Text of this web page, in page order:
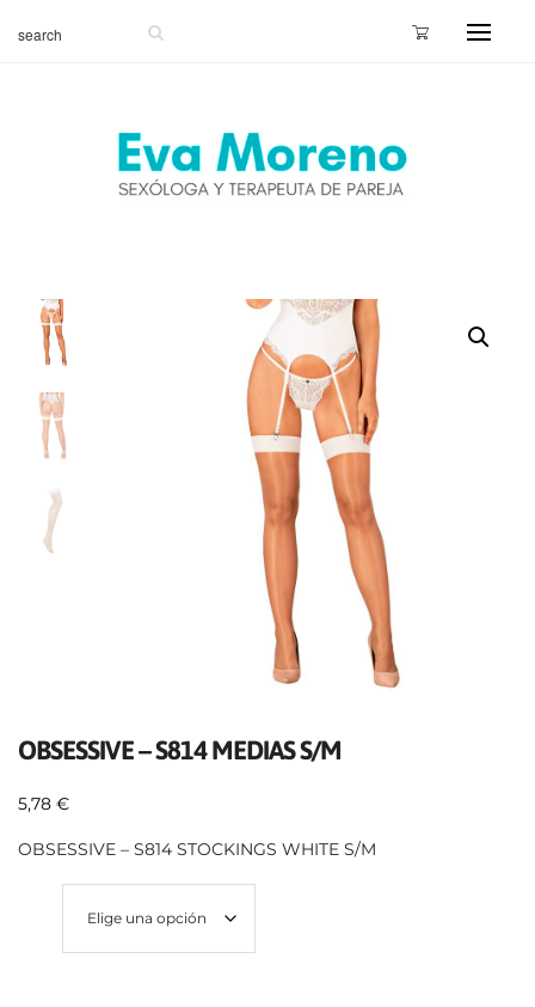
OBSESSIVE – S814 MEDIAS S/M
5,78 €
OBSESSIVE – S814 STOCKINGS WHITE S/M